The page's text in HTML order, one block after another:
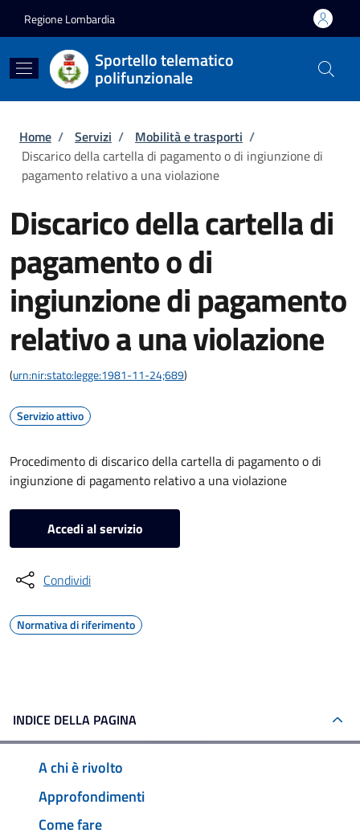
Regione Lombardia
Sportello telematico
polifunzionale
Briciole di pane
Home / Servizi / Mobilità e trasporti /
Discarico della cartella di pagamento o di ingiunzione di
pagamento relativo a una violazione
Discarico della cartella di
pagamento o di
ingiunzione di pagamento
relativo a una violazione
(urn:nir:stato:legge:1981-11-24;689)
Servizio attivo
Procedimento di discarico della cartella di pagamento o di
ingiunzione di pagamento relativo a una violazione
Accedi al servizio
Condividi
Normativa di riferimento
INDICE DELLA PAGINA
A chi è rivolto
Approfondimenti
Come fare